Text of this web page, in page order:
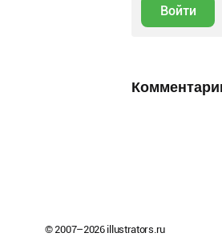
Войти
© 2007–2026illustrators.ru